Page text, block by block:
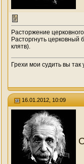
Расторжение
Расторгнуть
клятв).
Грехи мои судить вы
16.01.2012, 10:09